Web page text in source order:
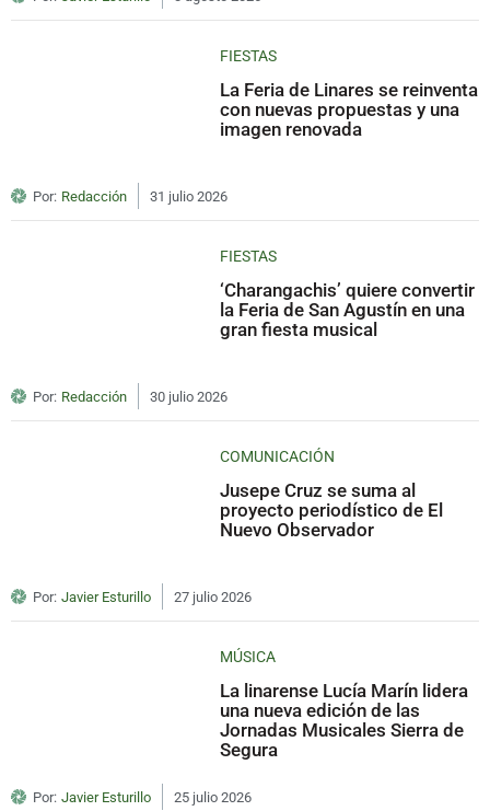
FIESTAS
La Feria de Linares se reinventa
con nuevas propuestas y una
imagen renovada
Por: Redacción 31 julio 2026
FIESTAS
‘Charangachis’ quiere convertir
la Feria de San Agustín en una
gran fiesta musical
Por: Redacción 30 julio 2026
COMUNICACIÓN
Jusepe Cruz se suma al
proyecto periodístico de El
Nuevo Observador
Por: Javier Esturillo 27 julio 2026
MÚSICA
La linarense Lucía Marín lidera
una nueva edición de las
Jornadas Musicales Sierra de
Segura
Por: Javier Esturillo 25 julio 2026